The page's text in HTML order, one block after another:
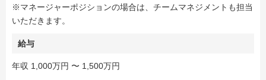
※マネージャーポジションの場合は、チームマネジメントも担当
いただきます。
給与
年収 1,000万円 〜 1,500万円